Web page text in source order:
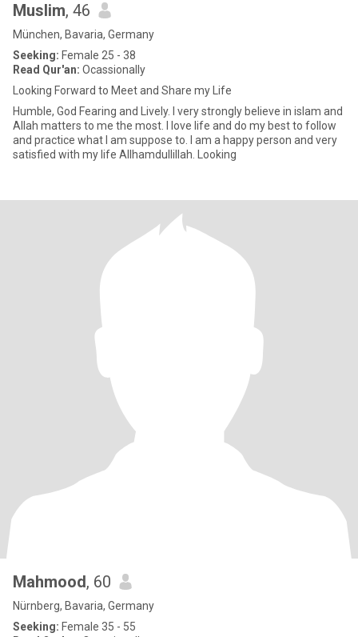
Muslim, 46
München, Bavaria, Germany
Seeking: Female 25 - 38
Read Qur'an: Ocassionally
Looking Forward to Meet and Share my Life
Humble, God Fearing and Lively. I very strongly believe in islam and
Allah matters to me the most. I love life and do my best to follow
and practice what I am suppose to. I am a happy person and very
satisfied with my life Allhamdullillah. Looking
Mahmood, 60
Nürnberg, Bavaria, Germany
Seeking: Female 35 - 55